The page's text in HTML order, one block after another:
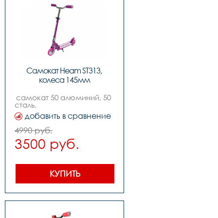
Самокат Heam ST313,
колеса 145мм
самокат 50 алюминий, 50
сталь,
,цвет: whitepink,
,колеса: 145mm pu,
,подшипники: abec-7,
,вес: 2.4kg, ,нагрузка макс:
80kg
добавить в сравнение
4990 руб.
3500 руб.
КУПИТЬ